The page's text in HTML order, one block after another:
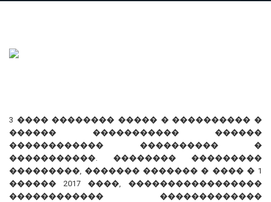
3 ���� �������� ����� � ���������� �
������ ����������� ������
������������ ���������� �
�����������. �������� ���������
���������, ������� ������� � ���� � 1
������ 2017 ����, �����������������
������������ �������������